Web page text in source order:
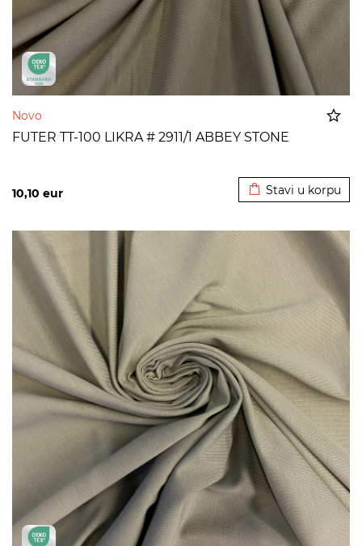
Novo
FUTER TT-100 LIKRA # 2911/1 ABBEY STONE
10,10 eur Stavi u korpu